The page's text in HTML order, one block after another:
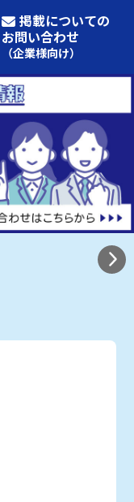
掲載についての
お問い合わせ
（企業様向け）